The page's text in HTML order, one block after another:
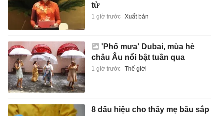
tử
1 giờ trước Xuất bản
'Phố mưa' Dubai, mùa hè
châu Âu nổi bật tuần qua
1 giờ trước Thế giới
8 dấu hiệu cho thấy mẹ bầu sắp